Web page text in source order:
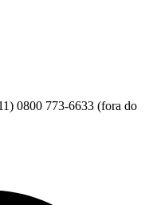
0800 773-6633 (fora do